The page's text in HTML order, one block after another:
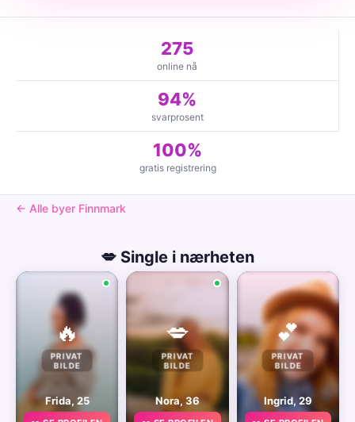
275
online nå
94%
svarprosent
100%
gratis registrering
← Alle byer Finnmark
💋 Single i nærheten
🔥
PRIVAT
BILDE
Frida, 25
💋
PRIVAT
BILDE
Nora, 36
💕
PRIVAT
BILDE
Ingrid, 29